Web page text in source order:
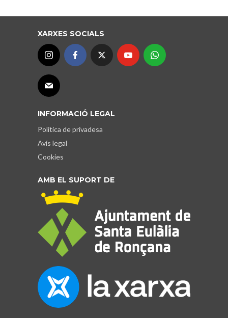
XARXES SOCIALS
INFORMACIÓ LEGAL
Política de privadesa
Avís legal
Cookies
AMB EL SUPORT DE